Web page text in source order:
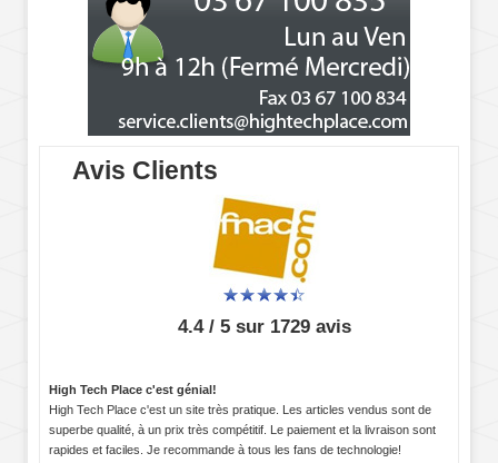
Avis Clients
4.4 / 5 sur 1729 avis
High Tech Place c'est génial!
High Tech Place c'est un site très pratique. Les articles vendus sont de
superbe qualité, à un prix très compétitif. Le paiement et la livraison sont
rapides et faciles. Je recommande à tous les fans de technologie!